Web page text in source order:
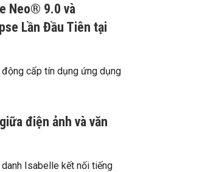
Neo® 9.0 và
Lần Đầu Tiên tại
cấp tín dụng ứng dụng
điện ảnh và văn
Isabelle kết nối tiếng